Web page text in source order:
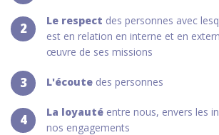
2 Le respect des personnes avec
est en relation en interne et en
œuvre de ses missions
3 L'écoute des personnes
4 La loyauté entre nous, envers les
nos engagements